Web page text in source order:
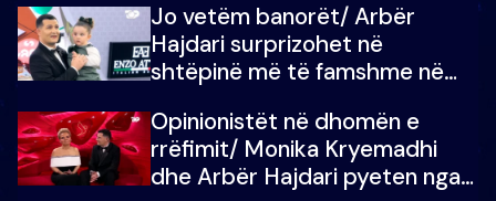
çoja luftën time deri në fund
Jo vetëm banorët/ Arbër
Hajdari surprizohet në
shtëpinë më të famshme në
vajzën e tij
Opinionistët në dhomën e
rrëfimit/ Monika Kryemadhi
dhe Arbër Hajdari pyeten nga